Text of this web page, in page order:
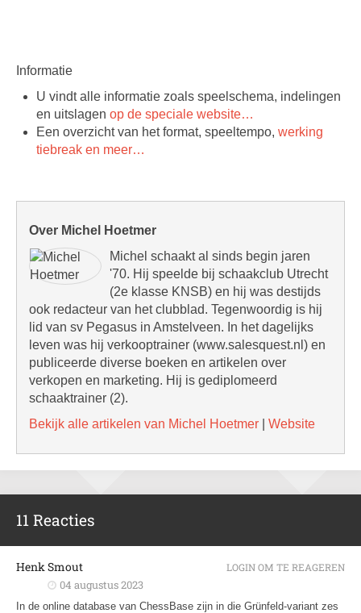
Informatie
U vindt alle informatie zoals speelschema, indelingen
en uitslagen op de speciale website…
Een overzicht van het format, speeltempo, werking
tiebreak en meer…
Over Michel Hoetmer
Michel schaakt al sinds begin jaren
'70. Hij speelde bij schaakclub Utrecht
(2e klasse KNSB) en hij was destijds
ook redacteur van het clubblad. Tegenwoordig is hij
lid van sv Pegasus in Amstelveen. In het dagelijks
leven was hij verkooptrainer (www.salesquest.nl) en
publiceerde diverse boeken en artikelen over
verkopen en marketing. Hij is gediplomeerd
schaaktrainer (2).
Bekijk alle artikelen van Michel Hoetmer
Website
11 Reacties
Henk Smout
04 augustus 2023
In de online database van ChessBase zijn in die Grünfeld-variant zes
LOGIN OM TE REAGEREN